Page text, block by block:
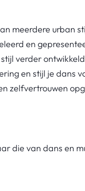
meerdere urban
en
verder ontwikkeld
en stijl je dans
zelfvertrouwen
die van dans en